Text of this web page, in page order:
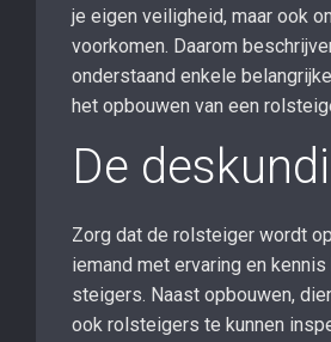
je eigen veiligheid, maar ook
voorkomen. Daarom
onderstaand enkele
het opbouwen van een
De
Zorg dat de rolsteiger wordt
iemand met ervaring en
steigers. Naast opbouwen,
ook rolsteigers te kunnen